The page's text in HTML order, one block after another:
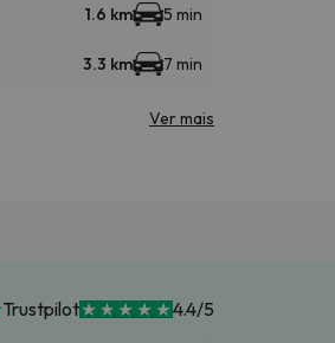
1.6 km 5 min
3.3 km 7 min
Ver mais
Trustpilot 4.4/5